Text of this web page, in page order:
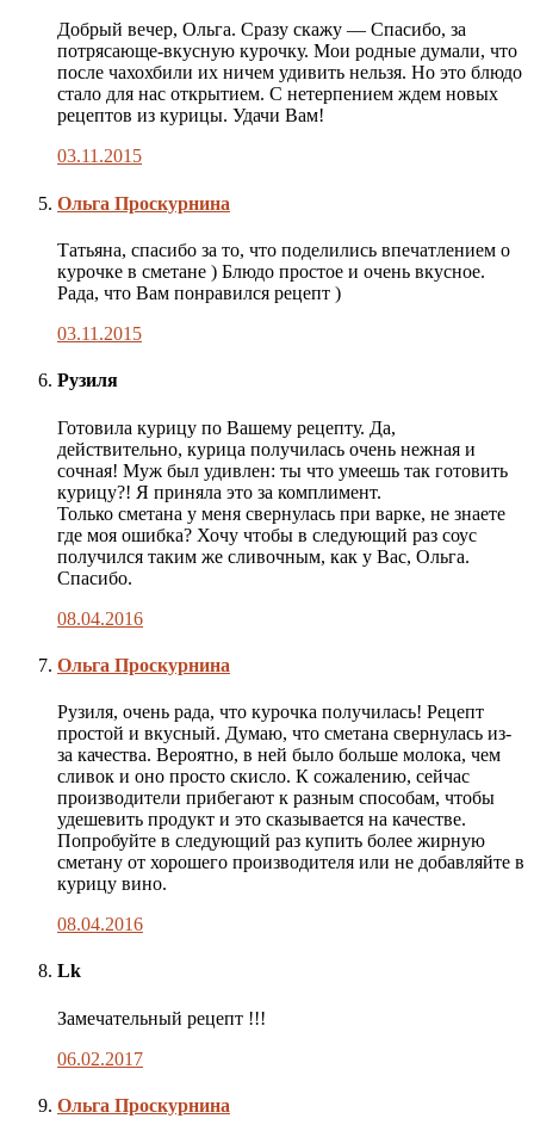
Добрый вечер, Ольга. Сразу скажу — Спасибо, за
потрясающе-вкусную курочку. Мои родные думали, что
после чахохбили их ничем удивить нельзя. Но это блюдо
стало для нас открытием. С нетерпением ждем новых
рецептов из курицы. Удачи Вам!
03.11.2015
Комментарий
публикации
Ольга Проскурнина
Татьяна, спасибо за то, что поделились впечатлением о
курочке в сметане ) Блюдо простое и очень вкусное.
Рада, что Вам понравился рецепт )
03.11.2015
Рузиля
Готовила курицу по Вашему рецепту. Да,
действительно, курица получилась очень нежная и
сочная! Муж был удивлен: ты что умеешь так готовить
курицу?! Я приняла это за комплимент.
Только сметана у меня свернулась при варке, не знаете
где моя ошибка? Хочу чтобы в следующий раз соус
получился таким же сливочным, как у Вас, Ольга.
Спасибо.
08.04.2016
Комментарий
публикации
Ольга Проскурнина
Рузиля, очень рада, что курочка получилась! Рецепт
простой и вкусный. Думаю, что сметана свернулась из-
за качества. Вероятно, в ней было больше молока, чем
сливок и оно просто скисло. К сожалению, сейчас
производители прибегают к разным способам, чтобы
удешевить продукт и это сказывается на качестве.
Попробуйте в следующий раз купить более жирную
сметану от хорошего производителя или не добавляйте в
курицу вино.
08.04.2016
Lk
Замечательный рецепт !!!
06.02.2017
Комментарий
Ольга Проскурнина